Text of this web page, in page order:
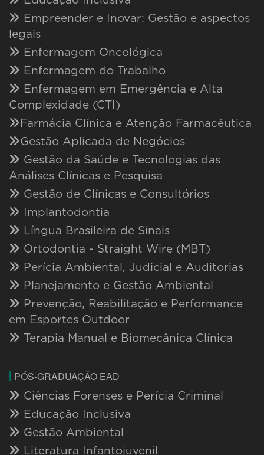
Empreender e Inovar: Gestão e aspectos
legais
Enfermagem Oncológica
Enfermagem do Trabalho
Enfermagem em Emergência e Alta
Complexidade (CTI)
Farmácia Clínica e Atenção Farmacêutica
Gestão Aplicada de Negócios
Gestão da Saúde e Tecnologias das
Análises Clínicas e Pesquisa
Gestão de Clínicas e Consultórios
Implantodontia
Língua Brasileira de Sinais
Ortodontia - Straight Wire (MBT)
Perícia Ambiental, Judicial e Auditorias
Planejamento e Gestão Ambiental
Prevenção, Reabilitação e Performance
em Esportes Outdoor
Terapia Manual e Biomecânica Clínica
PÓS-GRADUAÇÃO EAD
Ciências Forenses e Perícia Criminal
Educação Inclusiva
Gestão Ambiental
Literatura Infantojuvenil